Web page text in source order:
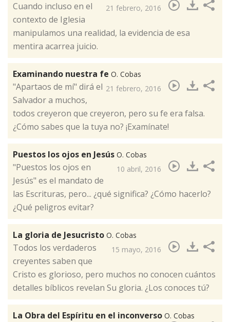
21 febrero, 2016
Cuando incluso en el
contexto de Iglesia
manipulamos una realidad, la evidencia de esa
mentira acarrea juicio.
Examinando nuestra fe O. Cobas
21 febrero, 2016
"​Apartaos de mí" dirá el
Salvador a muchos,
todos creyeron que creyeron, pero su fe era falsa.
¿Cómo sabes que la tuya no? ¡Examínate!
Puestos los ojos en Jesús O. Cobas
10 abril, 2016
"Puestos los ojos en
Jesús" es el mandato de
las Escrituras, pero... ¿qué significa? ¿Cómo hacerlo?
¿Qué peligros evitar?​
La gloria de Jesucristo O. Cobas
15 mayo, 2016
Todos los verdaderos
creyentes saben que
Cristo es glorioso,​ pero muchos no conocen cuántos
detalles bíblicos revelan Su gloria. ¿Los conoces tú?
La Obra del Espíritu en el inconverso O. Cobas